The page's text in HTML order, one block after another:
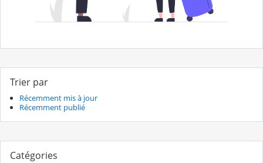
Trier par
Récemment mis à jour
Récemment publié
Catégories